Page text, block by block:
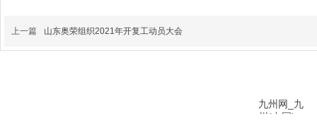
上一篇 山东奥荣组织2021年开复工动员大会
九州网_九
州(中国)